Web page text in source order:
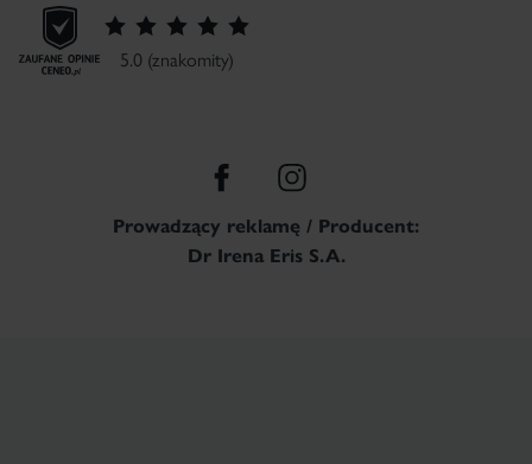
5.0 (znakomity)
Prowadzący reklamę / Producent:
Dr Irena Eris S.A.